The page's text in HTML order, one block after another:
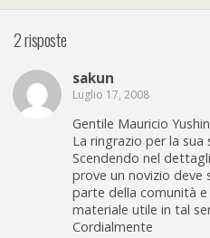
2 risposte
sakun
Luglio 17, 2008
Gentile Mauricio
La ringrazio per la
Scendendo nel
prove un novizio deve
parte della comunità
materiale utile in tal
Cordialmente